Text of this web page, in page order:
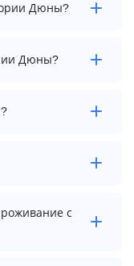
Дюны?
Дюны
Дюны?
у менеджера,
с